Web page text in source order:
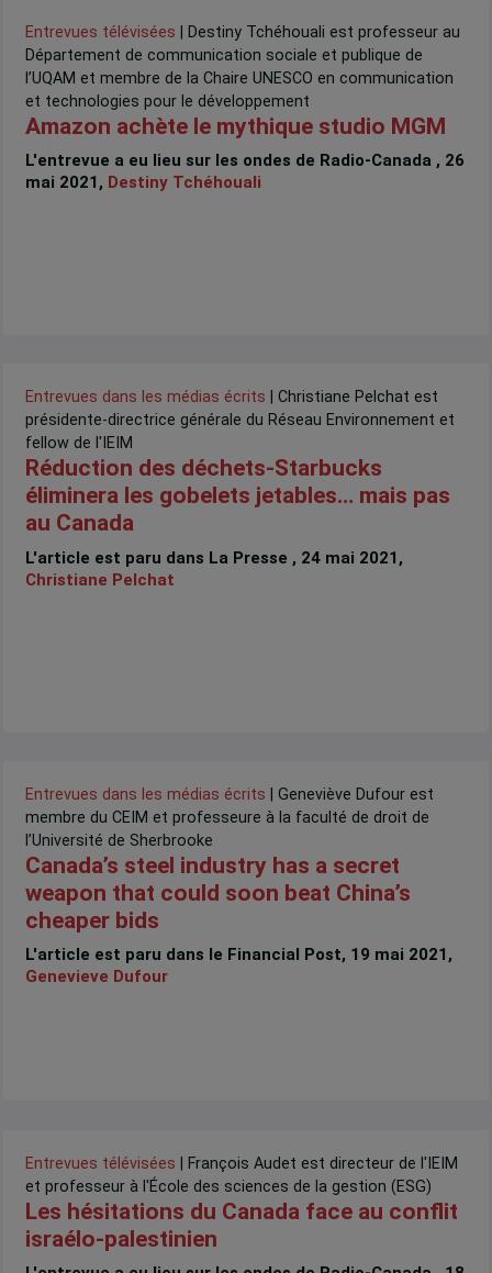
Entrevues télévisées | Destiny Tchéhouali est professeur au
Département de communication sociale et publique de
l’UQAM et membre de la Chaire UNESCO en communication
et technologies pour le développement
Amazon achète le mythique studio MGM
L'entrevue a eu lieu sur les ondes de Radio-Canada , 26
mai 2021, Destiny Tchéhouali
Entrevues dans les médias écrits | Christiane Pelchat est
présidente-directrice générale du Réseau Environnement et
fellow de l'IEIM
Réduction des déchets-Starbucks
éliminera les gobelets jetables… mais pas
au Canada
L'article est paru dans La Presse , 24 mai 2021,
Christiane Pelchat
Entrevues dans les médias écrits | Geneviève Dufour est
membre du CEIM et professeure à la faculté de droit de
l’Université de Sherbrooke
Canada’s steel industry has a secret
weapon that could soon beat China’s
cheaper bids
L'article est paru dans le Financial Post, 19 mai 2021,
Genevieve Dufour
Entrevues télévisées | François Audet est directeur de l'IEIM
et professeur à l'École des sciences de la gestion (ESG)
Les hésitations du Canada face au conflit
israélo-palestinien